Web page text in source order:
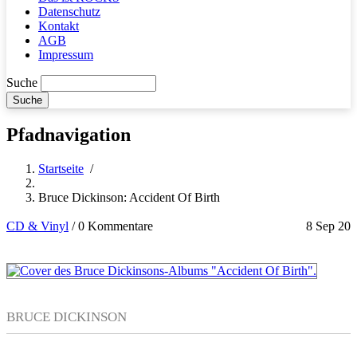
Datenschutz
Kontakt
AGB
Impressum
Suche
Pfadnavigation
Startseite /
Bruce Dickinson: Accident Of Birth
CD & Vinyl 8 Sep 20
/0 Kommentare
BRUCE DICKINSON